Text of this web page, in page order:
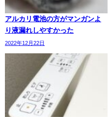
アルカリ電池の方がマンガンよ
り液漏れしやすかった
2022年12月22日